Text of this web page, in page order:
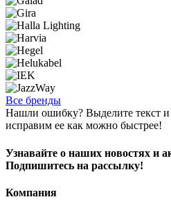
Все бренды
Нашли ошибку? Выделите текст
исправим ее как можно быстрее!
Узнавайте о наших новостях и
Подпишитесь на рассылку!
Компания